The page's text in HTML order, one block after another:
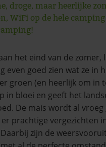
droge, maar heerlijke
WiFi op de hele
het eind van de zomer,
even goed zien wat ze in
groen (en heerlijk om in
in bloei en geeft het
De mais wordt al
prachtige vergezichten
zijn de